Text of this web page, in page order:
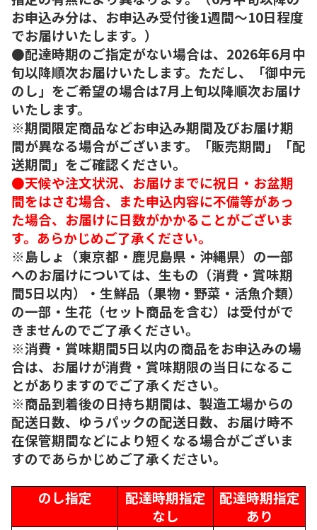
お申込み分は、お申込み受付後1週間～10日程度
でお届けいたします。）
●配達時期のご指定がない場合は、2026年6月中
旬以降順次お届けいたします。ただし、「御中元
のし」をご希望の場合は7月上旬以降順次お届け
いたします。
※期間限定商品などお申込み期間及びお届け期
間が異なる場合がございます。「販売期間」「配
送期間」をご確認ください。
●天候や注文状況、お届けまでに祝日・お盆期
間をはさむ場合、また申込内容に不備等があっ
た場合、お届けに日数がかかることがございま
す。あらかじめご了承ください。
※島しょ（東京都・鹿児島県・沖縄県）の一部
へのお届けについては、生もの（消費・賞味期
間5日以内）・生鮮品（果物・野菜・活魚介類）
の一部・生花（セット商品を含む）は受付がで
きませんのでご了承ください。
※消費・賞味期間5日以内の商品をお申込みの場
合は、お届けが消費・賞味期限の当日になるこ
とがありますのでご了承ください。
※商品到着後の日持ち期間は、製造工場からの
配送日数、ゆうパックの配送日数、お届け時不
在保管期間などにより短くなる場合がございま
すのであらかじめご了承ください。
のし指定
配達時期指定
なし
配達時期指定
あり